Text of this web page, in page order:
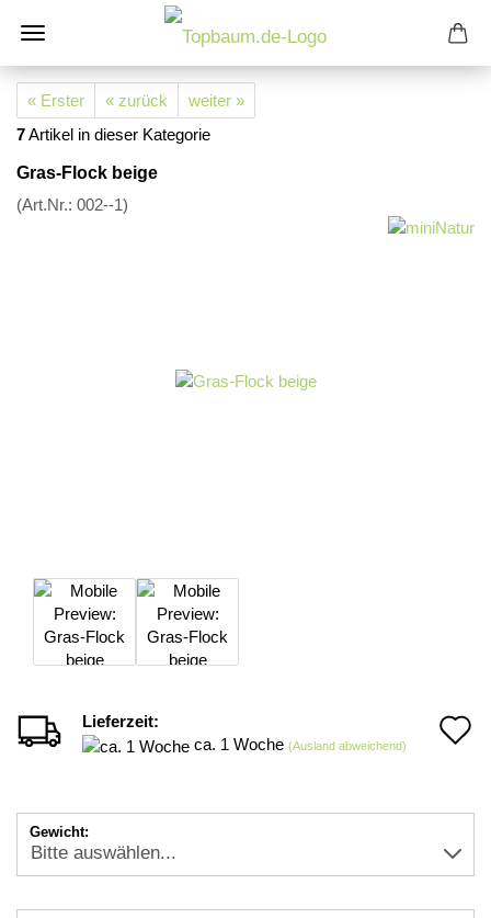
« Erster « zurück
weiter »
7Artikel in dieser Kategorie
Gras-Flock beige
(Art.Nr.: 002--1)
Lieferzeit:
ca. 1 Woche (Ausland abweichend)
Gewicht: